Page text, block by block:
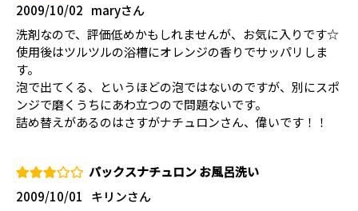
maryさん
2009/10/02
洗剤なので、評価低めかもしれませんが、お気に入りです☆
使用後はツルツルの浴槽にオレンジの香りでサッパリしま
す。
泡で出てくる、というほどの泡ではないのですが、別にスポ
ンジで磨くうちにあわ立つので問題ないです。
詰め替えがあるのはさすがナチュロンさん、偉いです！！
パックスナチュロン お風呂洗い
キリンさん
2009/10/01